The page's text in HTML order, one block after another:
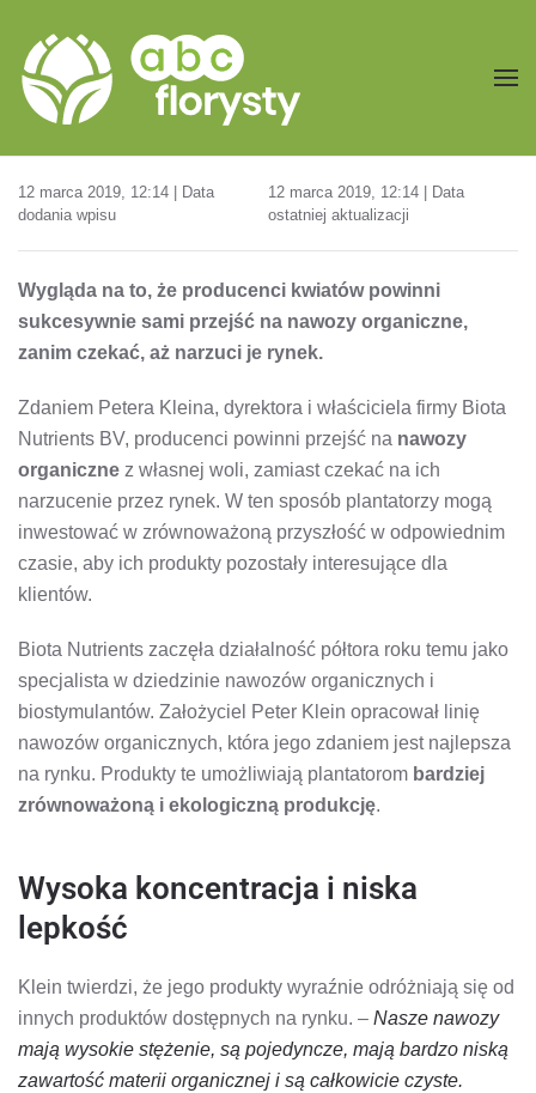
Przejdź do treści głównej
12 marca 2019, 12:14 | Data
dodania wpisu
12 marca 2019, 12:14 | Data
ostatniej aktualizacji
Wygląda na to, że producenci kwiatów powinni
sukcesywnie sami przejść na nawozy organiczne,
zanim czekać, aż narzuci je rynek.
Zdaniem Petera Kleina, dyrektora i właściciela firmy Biota
Nutrients BV, producenci powinni przejść na nawozy
organiczne z własnej woli, zamiast czekać na ich
narzucenie przez rynek. W ten sposób plantatorzy mogą
inwestować w zrównoważoną przyszłość w odpowiednim
czasie, aby ich produkty pozostały interesujące dla
klientów.
Biota Nutrients zaczęła działalność półtora roku temu jako
specjalista w dziedzinie nawozów organicznych i
biostymulantów. Założyciel Peter Klein opracował linię
nawozów organicznych, która jego zdaniem jest najlepsza
na rynku. Produkty te umożliwiają plantatorom bardziej
zrównoważoną i ekologiczną produkcję.
Wysoka koncentracja i niska
lepkość
Klein twierdzi, że jego produkty wyraźnie odróżniają się od
innych produktów dostępnych na rynku. – Nasze nawozy
mają wysokie stężenie, są pojedyncze, mają bardzo niską
zawartość materii organicznej i są całkowicie czyste.